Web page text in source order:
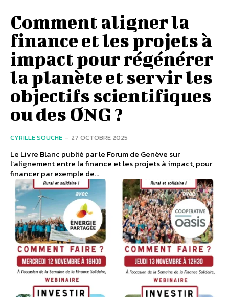
Comment aligner la
finance et les projets à
impact pour régénérer
la planète et servir les
objectifs scientifiques
ou des ONG ?
CYRILLE SOUCHE - 27 OCTOBRE 2025
Le Livre Blanc publié par le Forum de Genève sur
l’alignement entre la finance et les projets à impact, pour
financer par exemple de...